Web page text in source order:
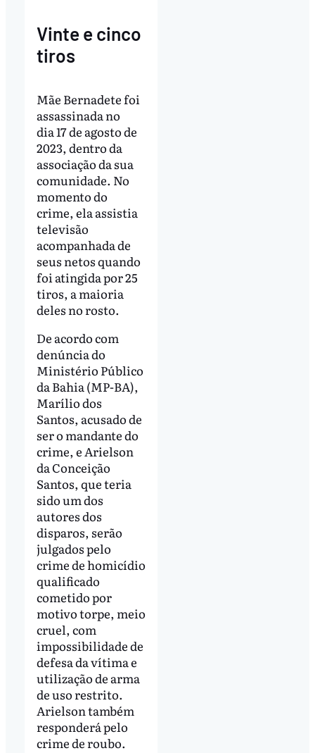
Vinte e cinco
tiros
Mãe Bernadete foi
assassinada no
dia 17 de agosto de
2023, dentro da
associação da sua
comunidade. No
momento do
crime, ela assistia
televisão
acompanhada de
seus netos quando
foi atingida por 25
tiros, a maioria
deles no rosto.
De acordo com
denúncia do
Ministério Público
da Bahia (MP-BA),
Marílio dos
Santos, acusado de
ser o mandante do
crime, e Arielson
da Conceição
Santos, que teria
sido um dos
autores dos
disparos, serão
julgados pelo
crime de homicídio
qualificado
cometido por
motivo torpe, meio
cruel, com
impossibilidade de
defesa da vítima e
utilização de arma
de uso restrito.
Arielson também
responderá pelo
crime de roubo.